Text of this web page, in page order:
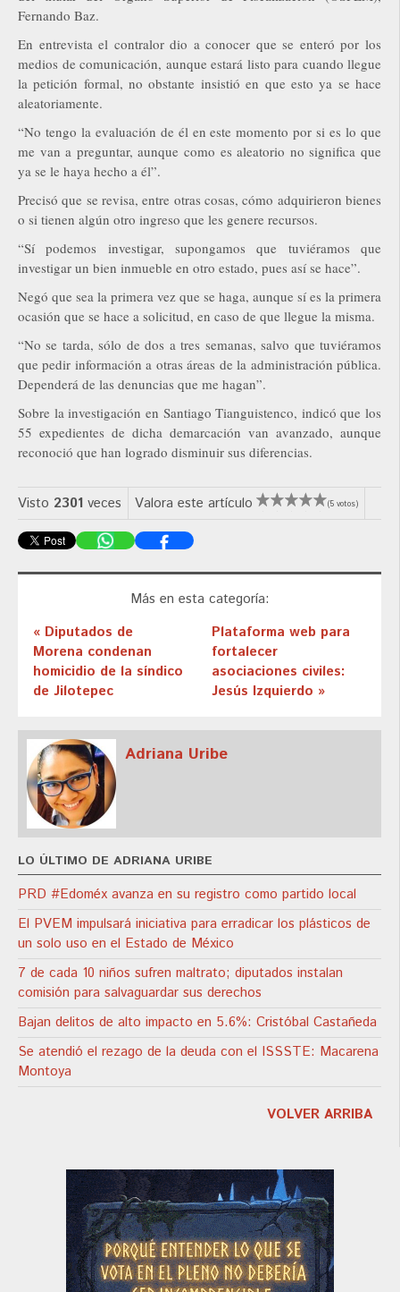
Fernando Baz.
En entrevista el contralor dio a conocer que se enteró por los
medios de comunicación, aunque estará listo para cuando llegue
la petición formal, no obstante insistió en que esto ya se hace
aleatoriamente.
“No tengo la evaluación de él en este momento por si es lo que
me van a preguntar, aunque como es aleatorio no significa que
ya se le haya hecho a él”.
Precisó que se revisa, entre otras cosas, cómo adquirieron bienes
o si tienen algún otro ingreso que les genere recursos.
“Sí podemos investigar, supongamos que tuviéramos que
investigar un bien inmueble en otro estado, pues así se hace”.
Negó que sea la primera vez que se haga, aunque sí es la primera
ocasión que se hace a solicitud, en caso de que llegue la misma.
“No se tarda, sólo de dos a tres semanas, salvo que tuviéramos
que pedir información a otras áreas de la administración pública.
Dependerá de las denuncias que me hagan”.
Sobre la investigación en Santiago Tianguistenco, indicó que los
55 expedientes de dicha demarcación van avanzado, aunque
reconoció que han logrado disminuir sus diferencias.
Visto 2301 veces Valora este artículo (5 votos)
Más en esta categoría:
« Diputados de
Morena condenan
homicidio de la síndico
de Jilotepec
Plataforma web para
fortalecer
asociaciones civiles:
Jesús Izquierdo »
Adriana Uribe
LO ÚLTIMO DE ADRIANA URIBE
PRD #Edoméx avanza en su registro como partido local
El PVEM impulsará iniciativa para erradicar los plásticos de
un solo uso en el Estado de México
7 de cada 10 niños sufren maltrato; diputados instalan
comisión para salvaguardar sus derechos
Bajan delitos de alto impacto en 5.6%: Cristóbal Castañeda
Se atendió el rezago de la deuda con el ISSSTE: Macarena
Montoya
VOLVER ARRIBA